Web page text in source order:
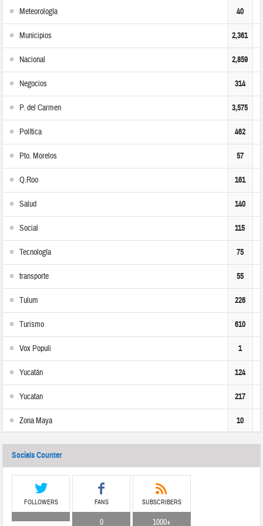
Meteorología 40
Municipios 2,361
Nacional 2,859
Negocios 314
P. del Carmen 3,575
Política 462
Pto. Morelos 57
Q.Roo 161
Salud 140
Social 115
Tecnología 75
transporte 55
Tulum 226
Turismo 610
Vox Populi 1
Yucatán 124
Yucatan 217
Zona Maya 10
Socials Counter
FOLLOWERS FANS
0
SUBSCRIBERS
1000+